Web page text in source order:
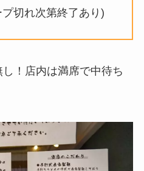
次第終了あり)
！店内は満席で中待ち